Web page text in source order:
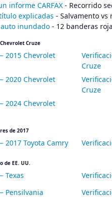
informe CARFAX - Recorrido
explicadas - Salvamento
inundado - 12 banderas
Cruze
2015 Chevrolet
Cruze
2020 Chevrolet
Cruze
2024 Chevrolet
de 2017
2017 Toyota Camry
de EE. UU.
Texas
Pensilvania